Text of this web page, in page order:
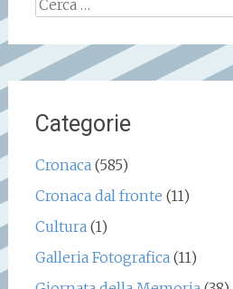
Categorie
Cronaca(585)
Cronaca dal fronte (11)
Cultura(1)
Galleria Fotografica(11)